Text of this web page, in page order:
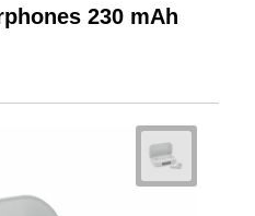
230 mAh